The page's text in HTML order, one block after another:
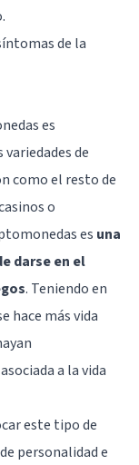
de la
es
de
como el resto de
o
es una
darse en el
. Teniendo en
hace más vida
a la vida
este tipo de
personalidad e